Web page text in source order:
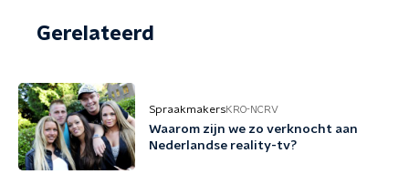
Gerelateerd
SpraakmakersKRO-NCRV
Waarom zijn we zo verknocht aan
Nederlandse reality-tv?